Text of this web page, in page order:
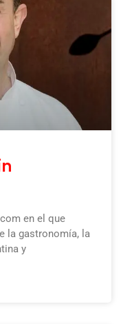
en el que
la gastronomía, la
y